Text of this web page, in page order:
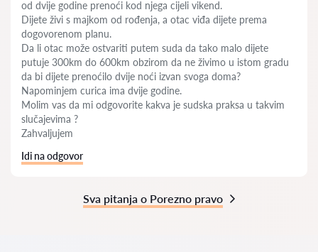
od dvije godine prenoći kod njega cijeli vikend.
Dijete živi s majkom od rođenja, a otac viđa dijete prema
dogovorenom planu.
Da li otac može ostvariti putem suda da tako malo dijete
putuje 300km do 600km obzirom da ne živimo u istom gradu
da bi dijete prenoćilo dvije noći izvan svoga doma?
Napominjem curica ima dvije godine.
Molim vas da mi odgovorite kakva je sudska praksa u takvim
slučajevima ?
Zahvaljujem
Idi na odgovor
Sva pitanja o Porezno pravo